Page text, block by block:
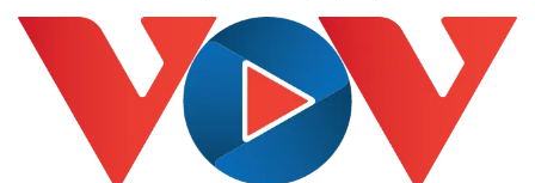
Văn hóa
Sân khấu - Điện ảnh
Nghệ sĩ